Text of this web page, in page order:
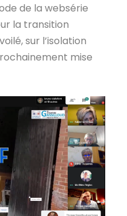
de la websérie
la transition
sur l’isolation
mise